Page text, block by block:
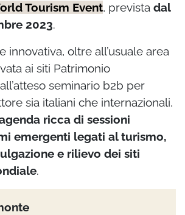
Tourism Event, prevista dal
2023.
innovativa, oltre all’usuale area
ai siti Patrimonio
seminario b2b per
sia italiani che internazionali,
ricca di sessioni
emergenti legati al turismo,
e rilievo dei siti
.